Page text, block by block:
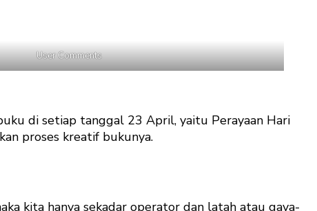
User Comments
di setiap tanggal 23 April, yaitu Perayaan Hari
proses kreatif bukunya.
kita hanya sekadar operator dan latah atau gaya-